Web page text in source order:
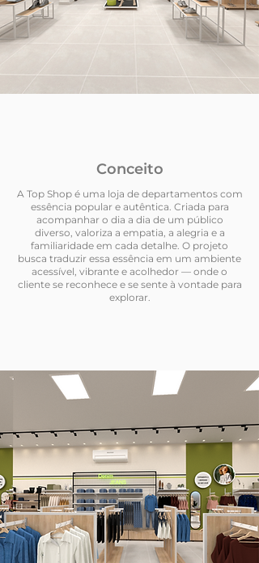
Conceito
A Top Shop é uma loja de departamentos com
essência popular e autêntica. Criada para
acompanhar o dia a dia de um público
diverso, valoriza a empatia, a alegria e a
familiaridade em cada detalhe. O projeto
busca traduzir essa essência em um ambiente
acessível, vibrante e acolhedor — onde o
cliente se reconhece e se sente à vontade para
explorar.